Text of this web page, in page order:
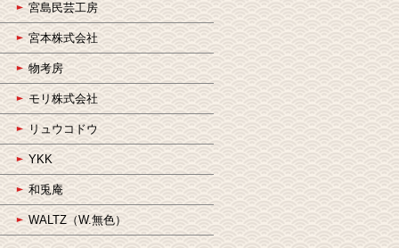
宮島民芸工房
宮本株式会社
物考房
モリ株式会社
リュウコドウ
YKK
和兎庵
WALTZ（W.無色）